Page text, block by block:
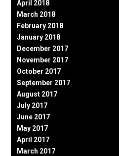
April 2018
March 2018
February 2018
January 2018
December 2017
November 2017
October 2017
September 2017
August 2017
July 2017
June 2017
May 2017
April 2017
March 2017